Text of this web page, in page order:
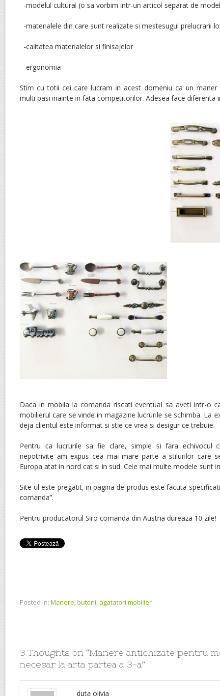
-modelul cultural (o sa vorbim intr-un articol separat de
-materialele din care sunt realizate si mestesugul prelucrarii
-calitatea materialelor si finisajelor
-ergonomia
Stim cu totii cei care lucram in acest domeniu ca un
multi pasi inainte in fata competitorilor. Adesea face diferenta
Daca in mobila la comanda riscati eventual sa aveti intr-o
mobilierul care se vinde in magazine lucrurile se schimba. La
deja clientul este informat si stie ce vrea si desigur ce trebuie.
Pentru ca lucrurile sa fie clare, simple si fara echivocul
nepotrivite am expus cea mai mare parte a stilurilor care
Europa atat in nord cat si in sud. Cele mai multe modele sunt
Site-ul este pregatit, in pagina de produs este facuta
comanda”.
Pentru producatorul Siro comanda din Austria dureaza 10 zile!
Posted in: Manere, butoni, agatatori mobilier
3 Thoughts on “Manere antichizate pentru
necesar la arta partea a 3-a”
duta olivia